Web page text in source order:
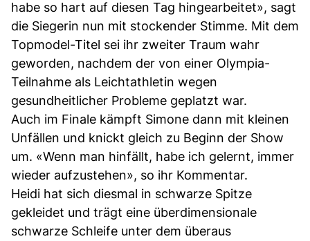
habe so hart auf diesen Tag hingearbeitet», sagt
die Siegerin nun mit stockender Stimme. Mit dem
Topmodel-Titel sei ihr zweiter Traum wahr
geworden, nachdem der von einer Olympia-
Teilnahme als Leichtathletin wegen
gesundheitlicher Probleme geplatzt war.
Auch im Finale kämpft Simone dann mit kleinen
Unfällen und knickt gleich zu Beginn der Show
um. «Wenn man hinfällt, habe ich gelernt, immer
wieder aufzustehen», so ihr Kommentar.
Heidi hat sich diesmal in schwarze Spitze
gekleidet und trägt eine überdimensionale
schwarze Schleife unter dem überaus